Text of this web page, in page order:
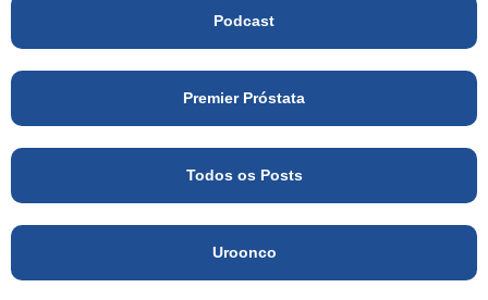
Podcast
Premier Próstata
Todos os Posts
Uroonco